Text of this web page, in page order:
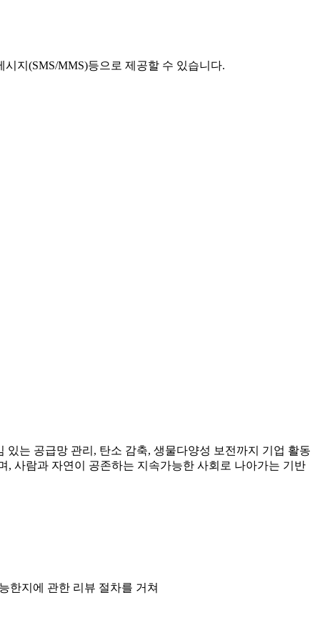
지(SMS/MMS)등으로 제공할 수 있습니다.
는 공급망 관리, 탄소 감축, 생물다양성 보전까지 기업 활동
사람과 자연이 공존하는 지속가능한 사회로 나아가는 기반
한지에 관한 리뷰 절차를 거쳐